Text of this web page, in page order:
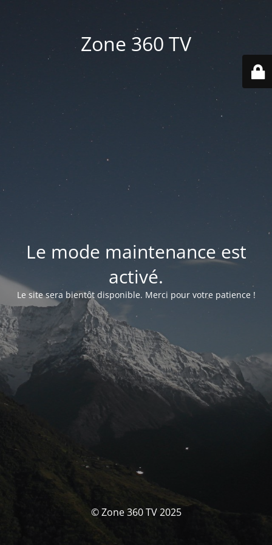
Zone 360 TV
Le mode maintenance est
activé.
Le site sera bientôt disponible. Merci pour votre patience !
© Zone 360 TV 2025